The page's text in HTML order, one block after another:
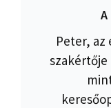
Peter, az
szakértője